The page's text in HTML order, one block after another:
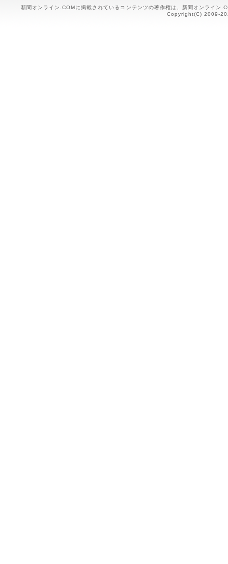
新聞オンライン.COMに掲載されているコンテンツの著作権は、新聞オンライン
Copyright(C) 2009-